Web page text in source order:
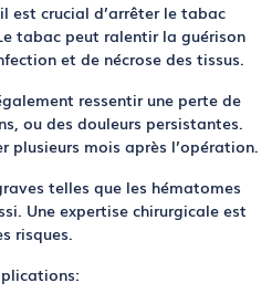
est crucial d’arrêter le tabac
tabac peut ralentir la guérison
et de nécrose des tissus.
ressentir une perte de
ou des douleurs persistantes.
plusieurs mois après l’opération.
telles que les hématomes
Une expertise chirurgicale est
risques.
: